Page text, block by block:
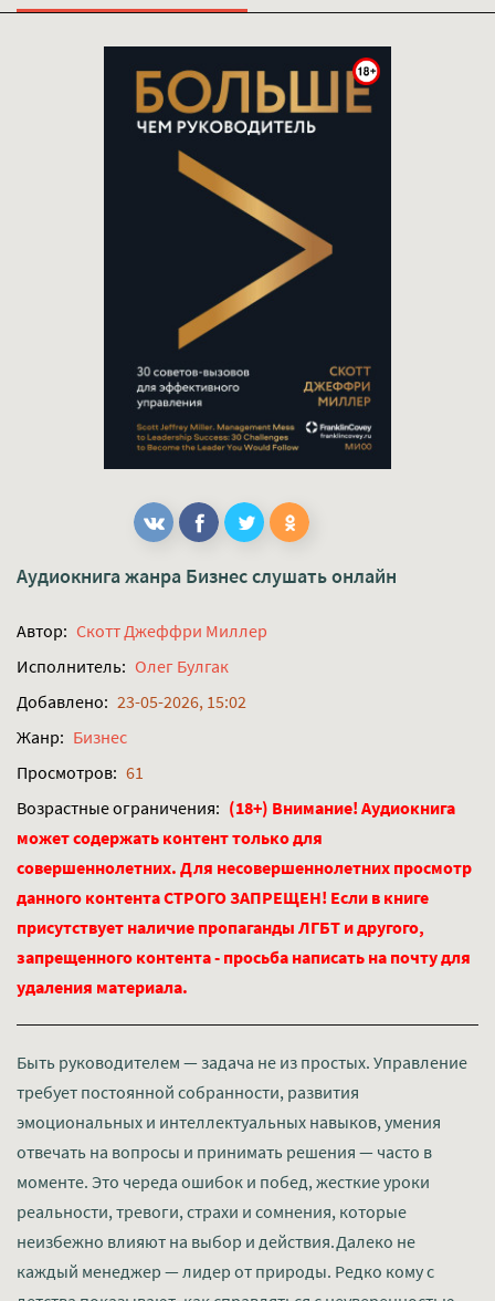
Аудиокнига жанра Бизнесслушать онлайн
Автор: Скотт Джеффри Миллер
Исполнитель: Олег Булгак
Добавлено: 23-05-2026, 15:02
Жанр: Бизнес
Просмотров: 61
Возрастные ограничения: (18+) Внимание! Аудиокнига
может содержать контент только для
совершеннолетних. Для несовершеннолетних просмотр
данного контента СТРОГО ЗАПРЕЩЕН! Если в книге
присутствует наличие пропаганды ЛГБТ и другого,
запрещенного контента - просьба написать на почту для
удаления материала.
Быть руководителем — задача не из простых. Управление
требует постоянной собранности, развития
эмоциональных и интеллектуальных навыков, умения
отвечать на вопросы и принимать решения — часто в
моменте. Это череда ошибок и побед, жесткие уроки
реальности, тревоги, страхи и сомнения, которые
неизбежно влияют на выбор и действия.Далеко не
каждый менеджер — лидер от природы. Редко кому с